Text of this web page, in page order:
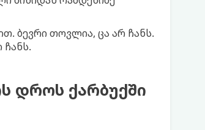
ბევრი თოვლია, ცა არ ჩანს.
დროს ქარბუქში